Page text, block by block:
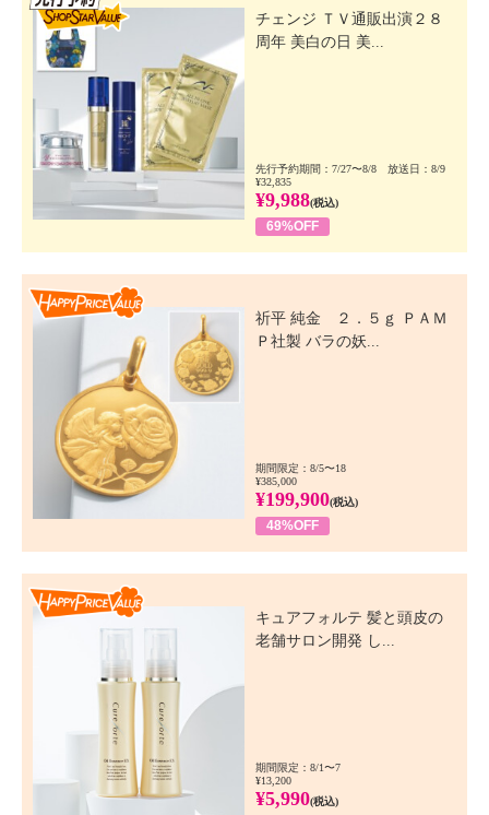
チェンジ ＴＶ通販出演２８
周年 美白の日 美...
先行予約期間：7/27〜8/8 放送日：8/9
¥32,835
¥9,988(税込)
69%OFF
祈平 純金 ２．５ｇ ＰＡＭ
Ｐ社製 バラの妖...
期間限定：8/5〜18
¥385,000
¥199,900(税込)
48%OFF
キュアフォルテ 髪と頭皮の
老舗サロン開発 し...
期間限定：8/1〜7
¥13,200
¥5,990(税込)